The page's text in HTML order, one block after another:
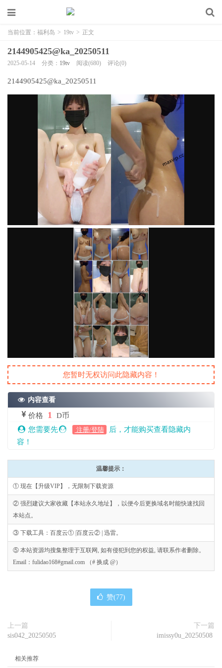
当前位置： 福利岛 > 19tv > 正文
2144905425@ka_20250511
2025-05-14 分类： 19tv 阅读(680) 评论(0)
2144905425@ka_20250511
您暂时无权访问此隐藏内容！
内容查看
价格 1
D币
您需要先
注册/登陆
后，才能购买查看隐藏内
容！
温馨提示：
① 现在【升级VIP】，无限制下载资源
② 强烈建议大家收藏【本站永久地址】，以便今后更换域名时能快速找回
本站点。
③ 下载工具：百度云① |百度云② | 迅雷。
⑤ 本站资源均搜集整理于互联网, 如有侵犯到您的权益, 请联系作者删除。
Email：fulidao168#gmail.com （# 换成 @）
赞(77)
上一篇
sis042_20250505
下一篇
imissy0u_20250508
相关推荐